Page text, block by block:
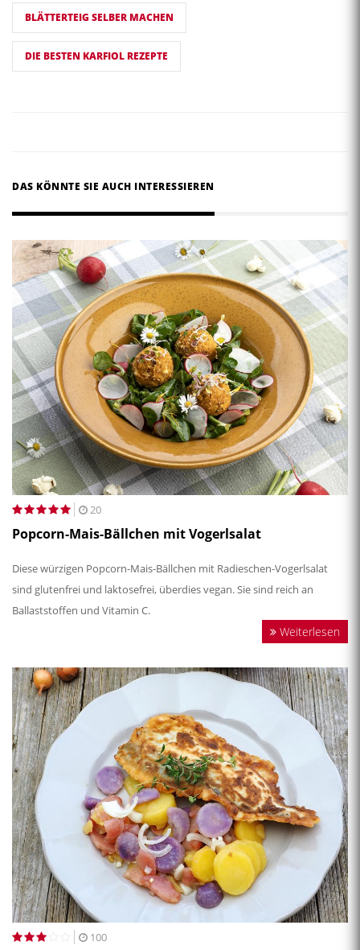
BLÄTTERTEIG SELBER MACHEN
DIE BESTEN KARFIOL REZEPTE
DAS KÖNNTE SIE AUCH INTERESSIEREN
20
Popcorn-Mais-Bällchen mit Vogerlsalat
Diese würzigen Popcorn-Mais-Bällchen mit Radieschen-Vogerlsalat
sind glutenfrei und laktosefrei, überdies vegan. Sie sind reich an
Ballaststoffen und Vitamin C.
Weiterlesen
100